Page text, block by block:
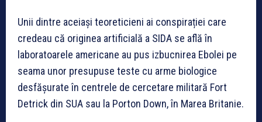
Unii dintre aceiași teoreticieni ai conspirației care
credeau că originea artificială a SIDA se află în
laboratoarele americane au pus izbucnirea Ebolei pe
seama unor presupuse teste cu arme biologice
desfășurate în centrele de cercetare militară Fort
Detrick din SUA sau la Porton Down, în Marea Britanie.